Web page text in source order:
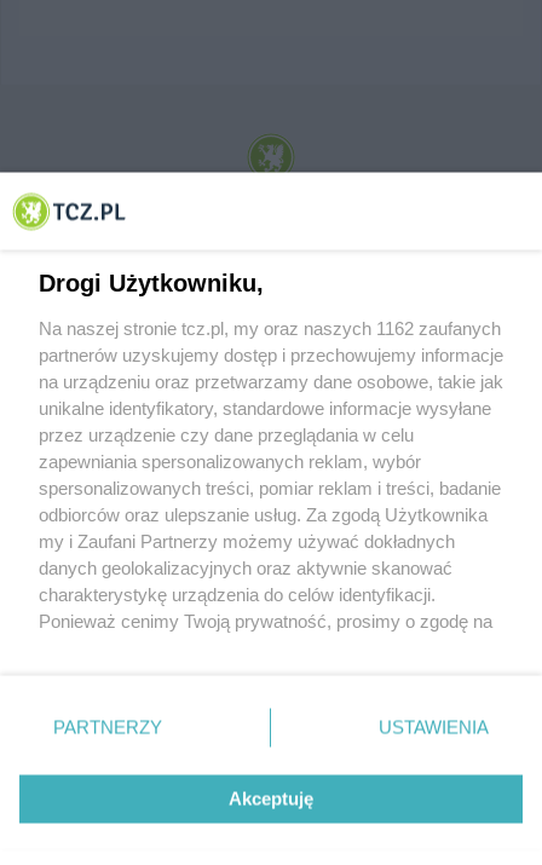
© 2001-2026 Tczew - TCZ.PL Sp. z o.o. Internetowy Serwis Informacyjny Miasta
O FIRMIE POLITYKA PRYWATNOŚCI HOSTING
REKLAMA WSPÓŁPRACA RSS FACEBOOK KONTAKT
Nasze serwisy
Aktualności
Tcz24
Historia miasta
Muzyka i kultura
Archiwum wydarzeń
Zdjęcia miasta
Drogi Użytkowniku,
Na naszej stronie tcz.pl, my oraz naszych 1162 zaufanych
partnerów uzyskujemy dostęp i przechowujemy informacje
na urządzeniu oraz przetwarzamy dane osobowe, takie jak
unikalne identyfikatory, standardowe informacje wysyłane
przez urządzenie czy dane przeglądania w celu
zapewniania spersonalizowanych reklam, wybór
spersonalizowanych treści, pomiar reklam i treści, badanie
odbiorców oraz ulepszanie usług. Za zgodą Użytkownika
my i Zaufani Partnerzy możemy używać dokładnych
danych geolokalizacyjnych oraz aktywnie skanować
charakterystykę urządzenia do celów identyfikacji.
Ponieważ cenimy Twoją prywatność, prosimy o zgodę na
znajdujący się w lewym dolnym rogu strony
. Niektóre
przetwarzaniu. Preferencje będą miały zastosowania tylko
PARTNERZY USTAWIENIA
Akceptuję